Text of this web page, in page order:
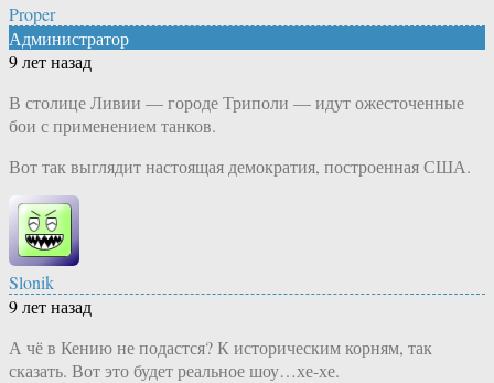
Proper
Администратор
9 лет назад
В столице Ливии — городе Триполи — идут ожесточенные
бои с применением танков.
Вот так выглядит настоящая демократия, построенная США.
Slonik
9 лет назад
А чё в Кению не подастся? К историческим корням, так
сказать. Вот это будет реальное шоу…хе-хе.